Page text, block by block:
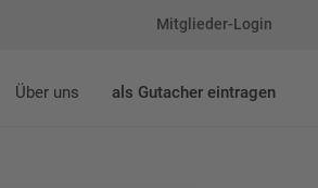
Mitglieder-Login
Über uns als Gutacher eintragen